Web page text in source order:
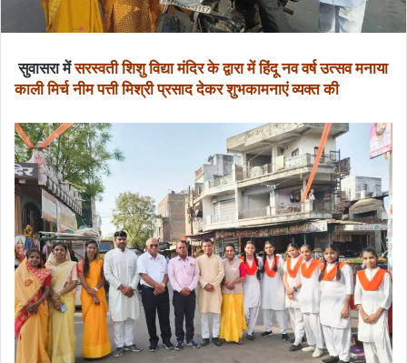
सुवासरा मेंसरस्वती शिशु विद्या मंदिर के द्वारा में हिंदू नव वर्ष उत्सव मनाया
काली मिर्च नीम पत्ती मिश्री प्रसाद देकर शुभकामनाएं व्यक्त की